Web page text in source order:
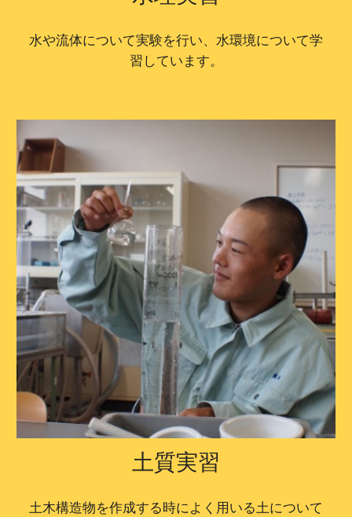
水や流体について実験を行い、水環境について学
習しています。
土質実習
土木構造物を作成する時によく用いる土について